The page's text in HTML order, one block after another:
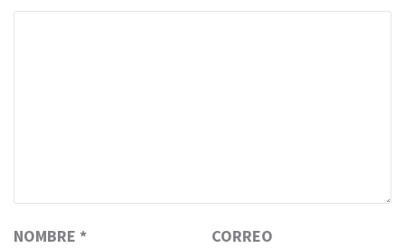
NOMBRE *
CORREO